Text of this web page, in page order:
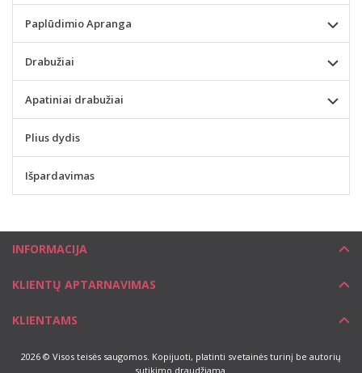
Paplūdimio Apranga
Drabužiai
Apatiniai drabužiai
Plius dydis
Išpardavimas
INFORMACIJA
KLIENTŲ APTARNAVIMAS
KLIENTAMS
2026 © Visos teisės saugomos. Kopijuoti, platinti svetainės turinį be autorių
sutikimo draudžiama.